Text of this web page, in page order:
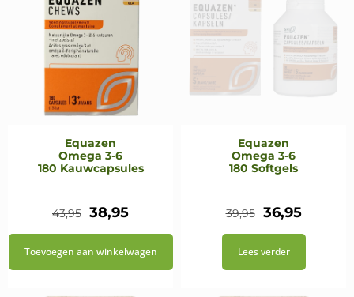
Equazen
Omega 3-6
180 Kauwcapsules
43,95 Oorspronkelijke
prijs
38,95Huidige
prijs
is:
Toevoegen aan winkelwagen
Equazen
Omega 3-6
180 Softgels
39,95
prijs
36,95
prijs
Lees verder